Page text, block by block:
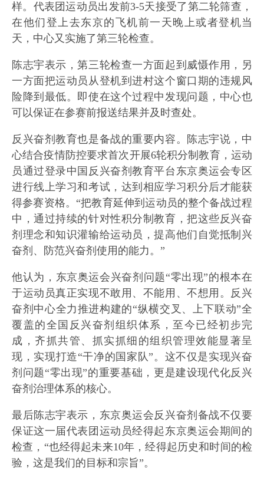
样。代表团运动员出发前3-5天接受了第二轮筛查，
在他们登上去东京的飞机前一天晚上或者登机当
天，中心又实施了第三轮检查。
陈志宇表示，第三轮检查一方面起到威慑作用，另
一方面把运动员从登机到进村这个窗口期的违规风
险降到最低。即使在这个过程中发现问题，中心也
可以保证在参赛前报送结果并及时查处。
反兴奋剂教育也是备战的重要内容。陈志宇说，中
心结合疫情防控要求首次开展6轮积分制教育，运动
员通过登录中国反兴奋剂教育平台东京奥运会专区
进行线上学习和考试，达到相应学习积分后才能获
得参赛资格。“把教育延伸到运动员的整个备战过程
中，通过持续的针对性积分制教育，把这些反兴奋
剂理念和知识灌输给运动员，提高他们自觉抵制兴
奋剂、防范兴奋剂使用的能力。”
他认为，东京奥运会兴奋剂问题“零出现”的根本在
于运动员真正实现不敢用、不能用、不想用。反兴
奋剂中心全力推进构建的“纵横交叉、上下联动”全
覆盖的全国反兴奋剂组织体系，至今已经初步完
成，齐抓共管、抓实抓细的组织管理效能显著呈
现，实现打造“干净的国家队”。这不仅是实现兴奋
剂问题“零出现”的重要基础，更是建设现代化反兴
奋剂治理体系的核心。
最后陈志宇表示，东京奥运会反兴奋剂备战不仅要
保证这一届代表团运动员经得起东京奥运会期间的
检查，“也经得起未来10年，经得起历史和时间的检
验，这是我们的目标和宗旨”。